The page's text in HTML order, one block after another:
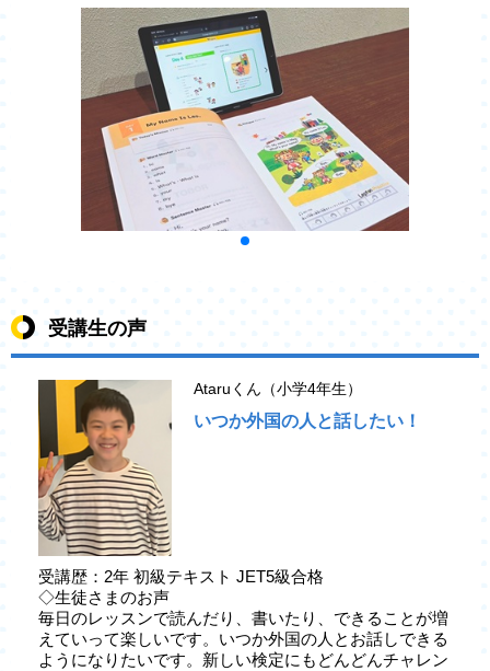
受講生の声
Ataruくん（小学4年生）
いつか外国の人と話したい！
受講歴：2年 初級テキスト JET5級合格
◇生徒さまのお声
毎日のレッスンで読んだり、書いたり、できることが増
えていって楽しいです。いつか外国の人とお話しできる
ようになりたいです。新しい検定にもどんどんチャレン